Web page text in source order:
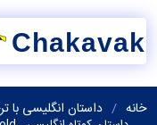
Chakavak
خانه داستان انگلیسی با